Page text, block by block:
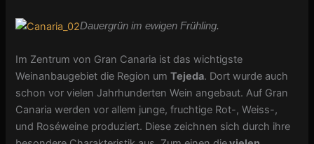
Dauergrün im ewigen Frühling.
Im Zentrum von Gran Canaria ist das wichtigste
Weinanbaugebiet die Region umTejeda. Dort wurde auch
schon vor vielen Jahrhunderten Wein angebaut. Auf Gran
Canaria werden vor allem junge, fruchtige Rot-, Weiss-,
und Roséweine produziert. Diese zeichnen sich durch ihre